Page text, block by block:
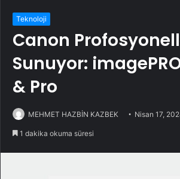
Teknoloji
Canon
Sunuyor:
& Pro
MEHMET HAZBİN KAZBEK Nisan 17,
1 dakika okuma süresi